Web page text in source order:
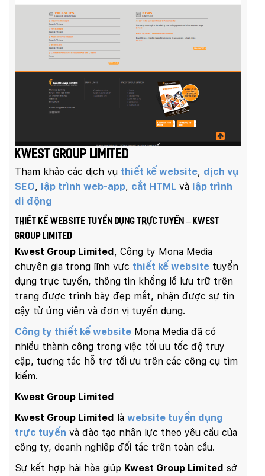
Kwest Group Limited
Tham khảo các dịch vụ thiết kế website, dịch vụ
SEO, lập trình web-app, cắt HTML và lập trình
di động
Thiết kế website tuyển dụng trực tuyến – Kwest
Group Limited
Kwest Group Limited, Công ty Mona Media
chuyên gia trong lĩnh vực thiết kế website tuyển
dụng trực tuyến, thông tin khổng lồ lưu trữ trên
trang được trình bày đẹp mắt, nhận được sự tin
cậy từ ứng viên và đơn vị tuyển dụng.
Công ty thiết kế website Mona Media đã có
nhiều thành công trong việc tối ưu tốc độ truy
cập, tương tác hỗ trợ tối ưu trên các công cụ tìm
kiếm.
Kwest Group Limited
Kwest Group Limited là website tuyển dụng
trực tuyến và đào tạo nhân lực theo yêu cầu của
công ty, doanh nghiệp đối tác trên toàn cầu.
Sự kết hợp hài hòa giúp Kwest Group Limited sở